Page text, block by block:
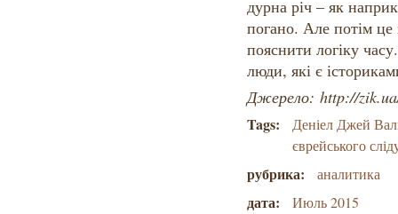
дурна річ – як
погано. Але потім це
пояснити логіку
люди, які є
Джерело: http://
Tags:
Деніел Джей
єврейського
рубрика: аналитика
дата: Июль 2015